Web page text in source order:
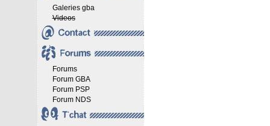
Galeries gba
Videos
Forums
Forum GBA
Forum PSP
Forum NDS